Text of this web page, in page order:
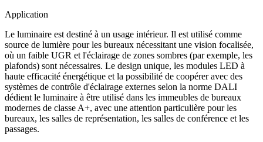
Application
Le luminaire est destiné à un usage intérieur. Il est utilisé comme
source de lumière pour les bureaux nécessitant une vision focalisée,
où un faible UGR et l'éclairage de zones sombres (par exemple, les
plafonds) sont nécessaires. Le design unique, les modules LED à
haute efficacité énergétique et la possibilité de coopérer avec des
systèmes de contrôle d'éclairage externes selon la norme DALI
dédient le luminaire à être utilisé dans les immeubles de bureaux
modernes de classe A+, avec une attention particulière pour les
bureaux, les salles de représentation, les salles de conférence et les
passages.